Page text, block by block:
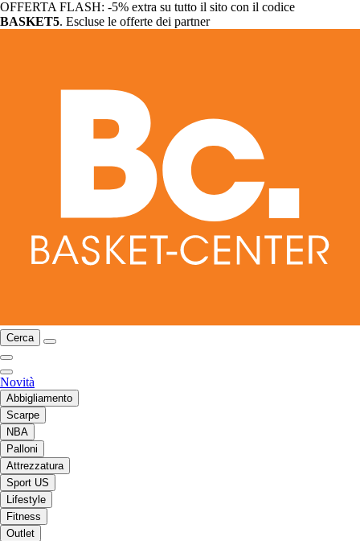
OFFERTA FLASH: -5% extra su tutto il sito con il codice
BASKET5. Escluse le offerte dei partner
Cerca
Novità
Abbigliamento
Scarpe
NBA
Palloni
Attrezzatura
Sport US
Lifestyle
Fitness
Outlet